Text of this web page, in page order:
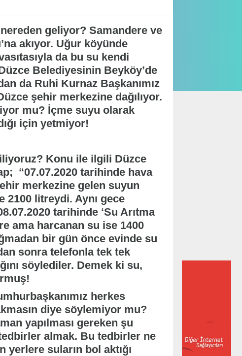
geliyor? Samandere ve
akıyor. Uğur köyünde
da bu su kendi
Belediyesinin Beyköy’de
da Ruhi Kurnaz Başkanımız
şehir merkezine dağılıyor.
mu? İçme suyu olarak
için yetmiyor!
Konu ile ilgili Düzce
“07.07.2020 tarihinde hava
merkezine gelen suyun
2100 litreydi. Aynı gece
tarihinde ‘Su Arıtma
ama harcanan su ise 1400
bir gün önce evinde su
sonra telefonla tek tek
söylediler. Demek ki su,
herkes
diye söylemiyor mu?
yapılması gereken şu
tedbirler almak. Bu tedbirler ne
suların bol aktığı